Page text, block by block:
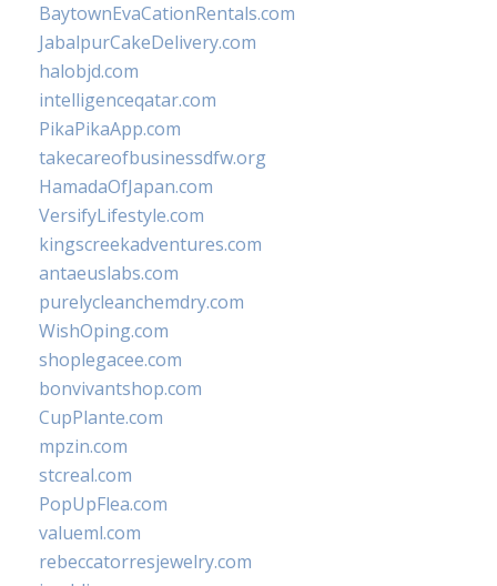
BaytownEvaCationRentals.com
JabalpurCakeDelivery.com
halobjd.com
intelligenceqatar.com
PikaPikaApp.com
takecareofbusinessdfw.org
HamadaOfJapan.com
VersifyLifestyle.com
kingscreekadventures.com
antaeuslabs.com
purelycleanchemdry.com
WishOping.com
shoplegacee.com
bonvivantshop.com
CupPlante.com
mpzin.com
stcreal.com
PopUpFlea.com
valueml.com
rebeccatorresjewelry.com